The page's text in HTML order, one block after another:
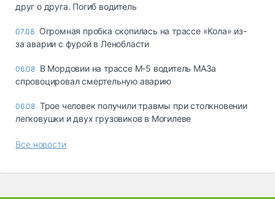
друг о друга. Погиб водитель
07.08 Огромная пробка скопилась на трассе «Кола» из-
за аварии с фурой в Ленобласти
06.08 В Мордовии на трассе М-5 водитель МАЗа
спровоцировал смертельную аварию
06.08 Трое человек получили травмы при столкновении
легковушки и двух грузовиков в Могилеве
Все новости